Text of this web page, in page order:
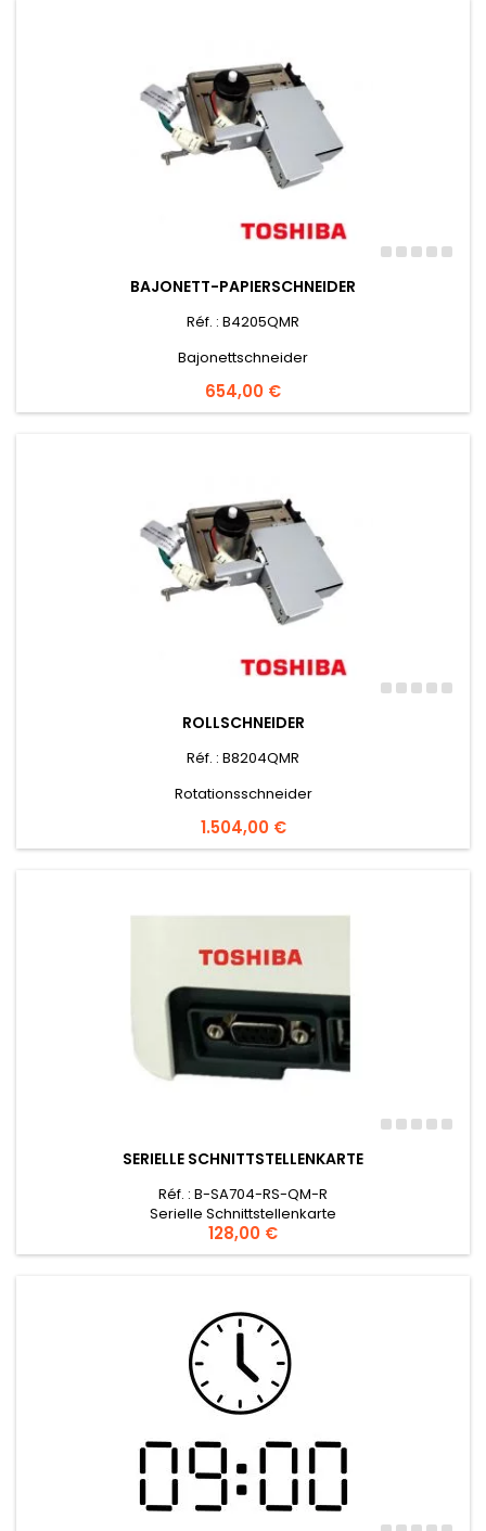
BAJONETT-PAPIERSCHNEIDER
Réf. : B4205QMR
Bajonettschneider
Preis
654,00 €
ROLLSCHNEIDER
Réf. : B8204QMR
Rotationsschneider
Preis
1.504,00 €
SERIELLE SCHNITTSTELLENKARTE
Réf. : B-SA704-RS-QM-R
Serielle Schnittstellenkarte
Preis
128,00 €